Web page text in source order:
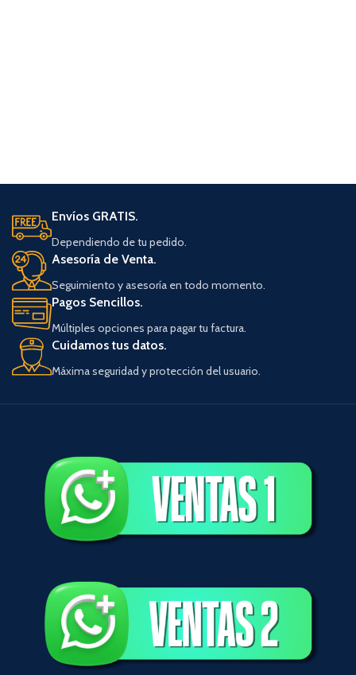
Envíos GRATIS.
Dependiendo de tu pedido.
Asesoría de Venta.
Seguimiento y asesoría en todo momento.
Pagos Sencillos.
Múltiples opciones para pagar tu factura.
Cuidamos tus datos.
Máxima seguridad y protección del usuario.